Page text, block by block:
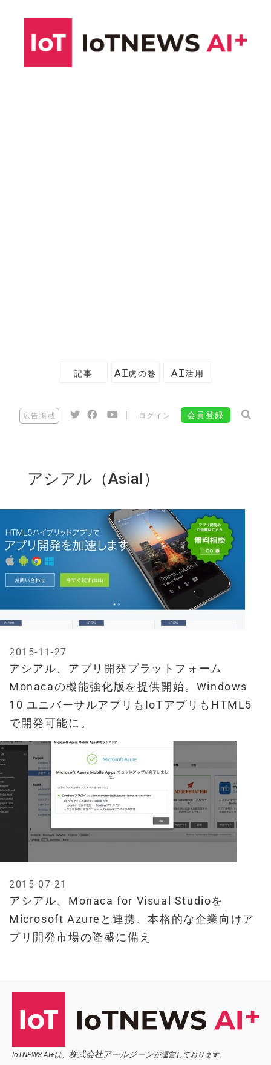
記事 AI虎の巻 AI活用
広告掲載 ログイン 会員登録
アシアル（Asial）
アシアル、アプリ開発プラットフォーム
Monacaの機能強化版を提供開始。Windows
10 ユニバーサルアプリもIoTアプリもHTML5
で開発可能に。
2015-11-27
アシアル、Monaca for Visual Studioを
Microsoft Azureと連携、本格的な企業向けア
プリ開発市場の隆盛に備え
2015-07-21
IoTNEWS AI+は、 株式会社アールジーンが運営しております。